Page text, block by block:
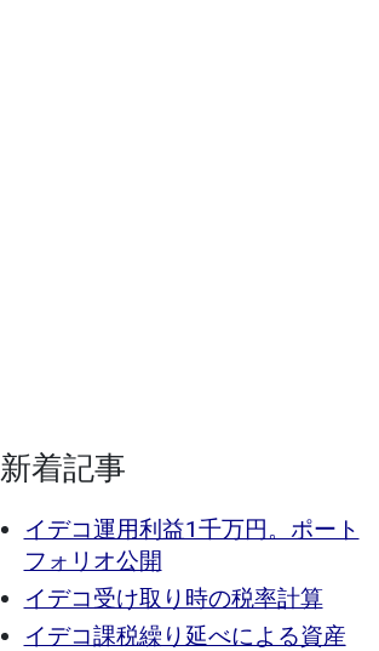
新着記事
イデコ運用利益1千万円。ポート
フォリオ公開
イデコ受け取り時の税率計算
イデコ課税繰り延べによる資産